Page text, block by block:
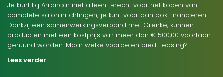
Je kunt bij Arrancar niet alleen terecht voor het kopen van
complete saloninrichtingen; je kunt voortaan ook financieren!
Dankzij een samenwerkingsverband met Grenke, kunnen
producten met een kostprijs van meer dan € 500,00 voortaan
gehuurd worden. Maar welke voordelen biedt leasing?
Lees verder